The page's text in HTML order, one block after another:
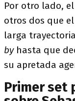
Por otro lado,
otros dos que
larga
byhasta que
su apretada
Primer set